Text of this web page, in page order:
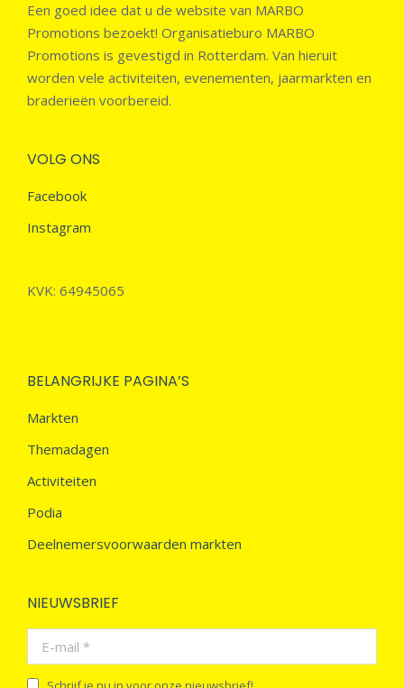
Een goed idee dat u de website van MARBO
Promotions bezoekt! Organisatieburo MARBO
Promotions is gevestigd in Rotterdam. Van hieruit
worden vele activiteiten, evenementen, jaarmarkten en
braderieën voorbereid.
VOLG ONS
Facebook
Instagram
KVK: 64945065
BELANGRIJKE PAGINA’S
Markten
Themadagen
Activiteiten
Podia
Deelnemersvoorwaarden markten
NIEUWSBRIEF
E-mail *